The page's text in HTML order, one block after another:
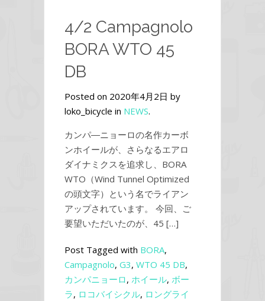
4/2 Campagnolo
BORA WTO 45
DB
Posted on 2020年4月2日 by
loko_bicycle in NEWS.
カンパ―ニョーロの名作カーボ
ンホイールが、さらなるエアロ
ダイナミクスを追求し、BORA
WTO（Wind Tunnel Optimized
の頭文字）という名でライアン
アップされています。 今回、ご
要望いただいたのが、45 […]
Post Tagged with BORA,
Campagnolo, G3, WTO 45 DB,
カンパニョーロ, ホイール, ボー
ラ, ロコバイシクル, ロングライ